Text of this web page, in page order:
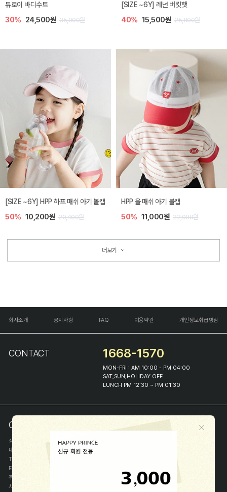
듀로이 바디수트
30% 24,500원 35,000원
[SIZE ~6Y] 레넌 버킷햇
40% 15,500원 25,800원
[SIZE ~6Y] HPP 하프 매쉬 아기 볼캡
50% 10,200원 20,400원
HPP 올 매쉬 아기 볼캡
50% 11,000원 22,000원
더보기
회사소개 공지사항 FAQ 이용약관 개인정보취급방침
CONTACT 1668-1570
MON-FRI : AM 10:00 - PM 04:00
SAT,SUN,HOLIDAY OFF
LUNCH PM 12:30 ~ PM 01:30
COMPANY INFO
상호
(주)해피프린스
대표
이화진
TEL
E-MAIL
주소
사업자등록번호